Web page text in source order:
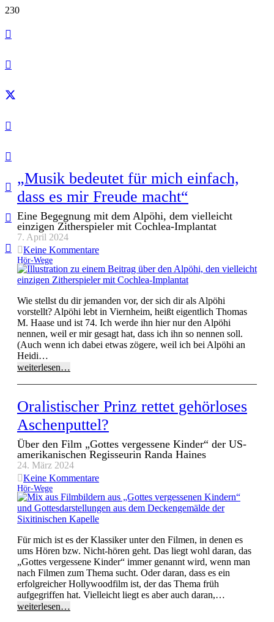
„Musik bedeutet für mich einfach,
dass es mir Freude macht“
Eine Begegnung mit dem Alpöhi, dem vielleicht
einzigen Zitherspieler mit Cochlea-Implantat
7. April 2024
Keine Kommentare
Hör-Wege
Wie stellst du dir jemanden vor, der sich dir als Alpöhi
vorstellt? Alpöhi lebt in Viernheim, heißt eigentlich Thomas
M. Haase und ist 74. Ich werde ihn hier nur den Alpöhi
nennen, weil er mir gesagt hat, dass ich ihn so nennen soll.
(Auch wenn ich dabei etwas zögere, weil ich bei Alpöhi an
Heidi…
weiterlesen…
Oralistischer Prinz rettet gehörloses
Aschenputtel?
Über den Film „Gottes vergessene Kinder“ der US-
amerikanischen Regisseurin Randa Haines
24. März 2024
Keine Kommentare
Hör-Wege
Für mich ist es der Klassiker unter den Filmen, in denen es
ums Hören bzw. Nicht-hören geht. Das liegt wohl daran, das
„Gottes vergessene Kinder“ immer genannt wird, wenn man
nach Filmen zum Thema sucht. Oder daran, dass es ein
erfolgreicher Hollywoodfilm ist, der das Thema früh
aufgegriffen hat. Vielleicht liegt es aber auch daran,…
weiterlesen…